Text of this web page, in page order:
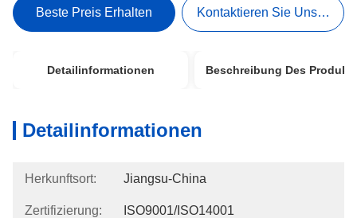
Beste Preis Erhalten Kontaktieren Sie Uns Jetzt
Detailinformationen Beschreibung Des
Detailinformationen
Herkunftsort: Jiangsu-China
Zertifizierung: ISO9001/ISO14001